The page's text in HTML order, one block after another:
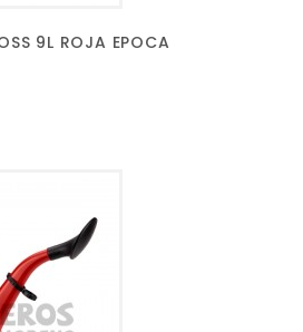
9L ROJA EPOCA